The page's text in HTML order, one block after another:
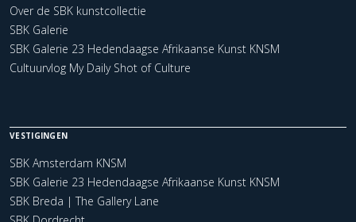
Over de SBK kunstcollectie
SBK Galerie
SBK Galerie 23 Hedendaagse Afrikaanse Kunst KNSM
Cultuurvlog My Daily Shot of Culture
VESTIGINGEN
SBK Amsterdam KNSM
SBK Galerie 23 Hedendaagse Afrikaanse Kunst KNSM
SBK Breda | The Gallery Lane